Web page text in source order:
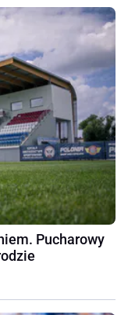
Pucharowy